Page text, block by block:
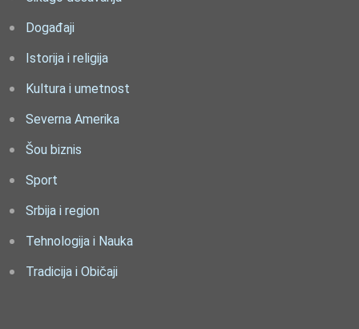
Događaji
Istorija i religija
Kultura i umetnost
Severna Amerika
Šou biznis
Sport
Srbija i region
Tehnologija i Nauka
Tradicija i Običaji